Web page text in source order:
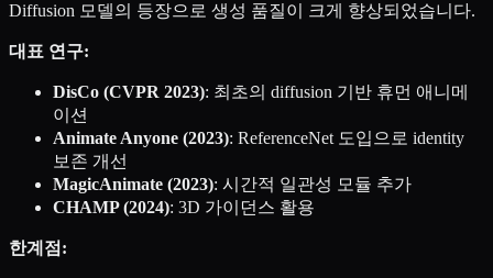
Diffusion 모델의 등장으로 생성 품질이 크게 향상되었습니다.
대표 연구:
DisCo (CVPR 2023): 최초의 diffusion 기반 휴먼 애니메
이션
Animate Anyone (2023): ReferenceNet 도입으로 identity
보존 개선
MagicAnimate (2023): 시간적 일관성 모듈 추가
CHAMP (2024): 3D 가이던스 활용
한계점: